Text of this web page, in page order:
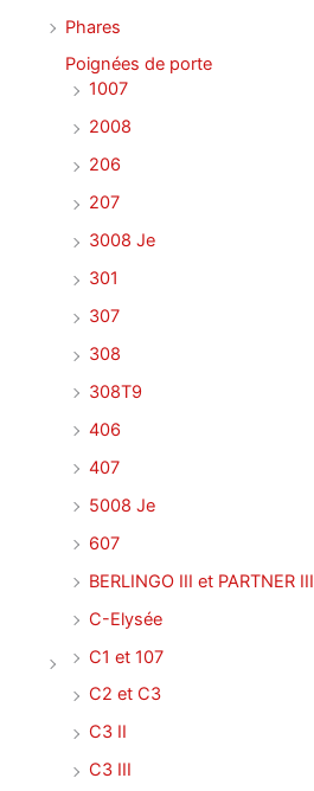
Phares
Poignées de porte
1007
2008
206
207
3008 Je
301
307
308
308T9
406
407
5008 Je
607
BERLINGO III et PARTNER III
C-Elysée
C1 et 107
C2 et C3
C3 II
C3 III